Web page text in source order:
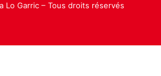
Lo Garric – Tous droits réservés